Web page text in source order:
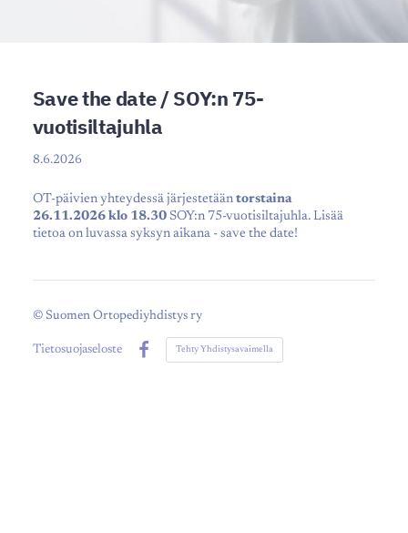
Save the date / SOY:n 75-
vuotisiltajuhla
8.6.2026
OT-päivien yhteydessä järjestetään torstaina
26.11.2026 klo 18.30SOY:n 75-vuotisiltajuhla. Lisää
tietoa on luvassa syksyn aikana - save the date!
© Suomen Ortopediyhdistys ry
Tietosuojaseloste
Facebook
Tehty Yhdistysavaimella